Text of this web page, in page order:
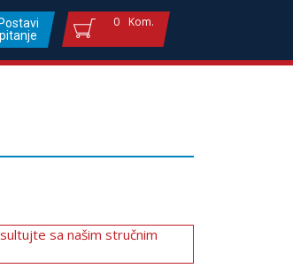
Postavi
pitanje
0 Kom.
sa našim stručnim